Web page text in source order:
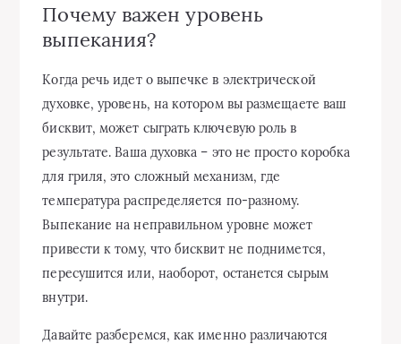
Почему важен уровень
выпекания?
Когда речь идет о выпечке в электрической
духовке, уровень, на котором вы размещаете ваш
бисквит, может сыграть ключевую роль в
результате. Ваша духовка – это не просто коробка
для гриля, это сложный механизм, где
температура распределяется по-разному.
Выпекание на неправильном уровне может
привести к тому, что бисквит не поднимется,
пересушится или, наоборот, останется сырым
внутри.
Давайте разберемся, как именно различаются